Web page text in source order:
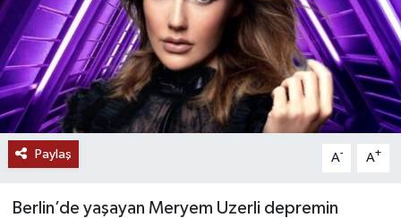
Paylaş A- A+
Berlin’de yaşayan Meryem Uzerli depremin
Haber Arşivi